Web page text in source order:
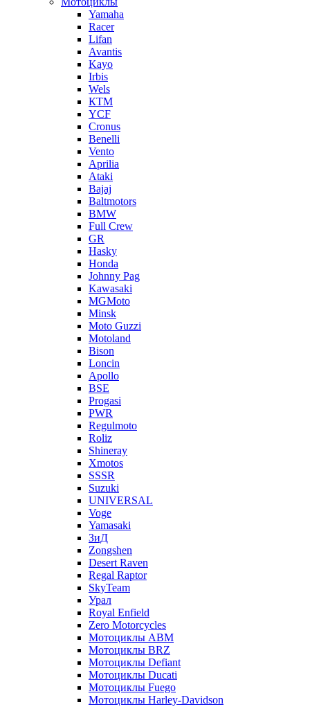
Yamaha
Racer
Lifan
Avantis
Kayo
Irbis
Wels
КТМ
YCF
Cronus
Benelli
Vento
Aprilia
Ataki
Bajaj
Baltmotors
BMW
Full Crew
GR
Hasky
Honda
Johnny Pag
Kawasaki
MGMoto
Minsk
Moto Guzzi
Motoland
Bison
Loncin
Apollo
BSE
Progasi
PWR
Regulmoto
Roliz
Shineray
Xmotos
SSSR
Suzuki
UNIVERSAL
Voge
Yamasaki
ЗиД
Zongshen
Desert Raven
Regal Raptor
SkyTeam
Урал
Royal Enfield
Zero Motorcycles
Мотоциклы ABM
Мотоциклы BRZ
Мотоциклы Defiant
Мотоциклы Ducati
Мотоциклы Fuego
Мотоциклы Harley-Davidson